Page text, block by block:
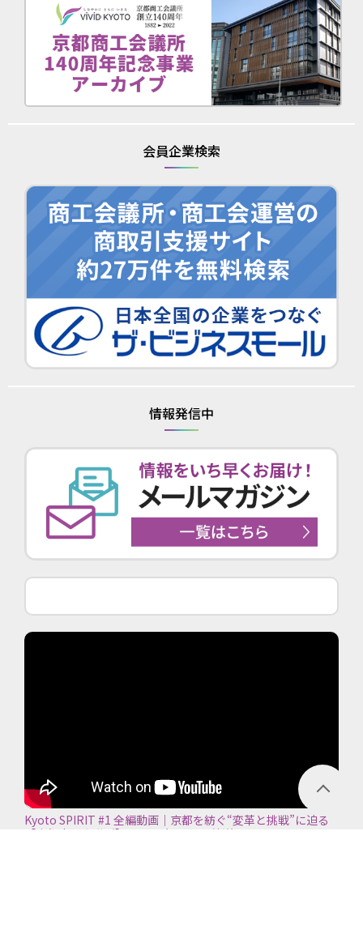
会員企業検索
情報発信中
Kyoto SPIRIT #1 全編動画｜京都を紡ぐ“変革と挑戦”に迫る
【京都商工会議所】＜2026年7月5日放送＞